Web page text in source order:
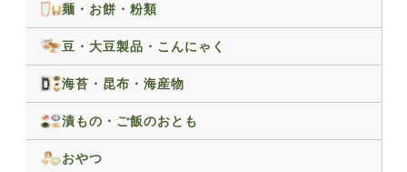
麺・お餅・粉類
豆・大豆製品・こんにゃく
海苔・昆布・海産物
漬もの・ご飯のおとも
おやつ